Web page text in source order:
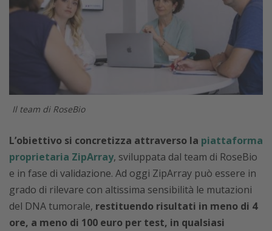
Il team di RoseBio
L’obiettivo si concretizza attraverso la piattaforma
proprietaria ZipArray, sviluppata dal team di RoseBio
e in fase di validazione. Ad oggi ZipArray può essere in
grado di rilevare con altissima sensibilità le mutazioni
del DNA tumorale, restituendo risultati in meno di 4
ore, a meno di 100 euro per test, in qualsiasi